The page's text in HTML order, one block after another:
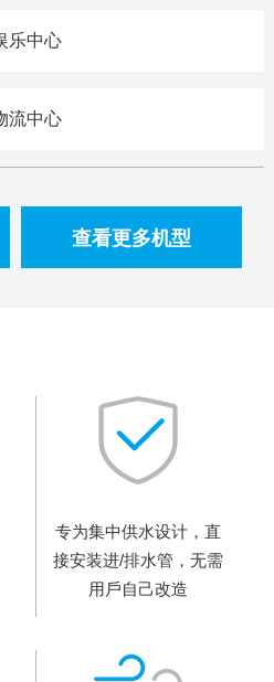
乐中心
流中心
查看更多机型
专为集中供⽔设计，直
接安装进/排⽔管，⽆需
⽤⼾⾃⼰改造